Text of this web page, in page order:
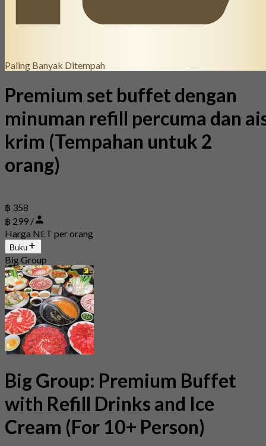
Paling Banyak Ditempah
Premium set buffet dengan
minuman refill percuma dan
krim (Tempahan untuk 2
orang)
฿ 358
฿ 299 /
Harga NET per orang
Buku
Big Group
Big Group: Premium Buffet
with Refill Drinks and Ice
Cream (For 10+ Person)